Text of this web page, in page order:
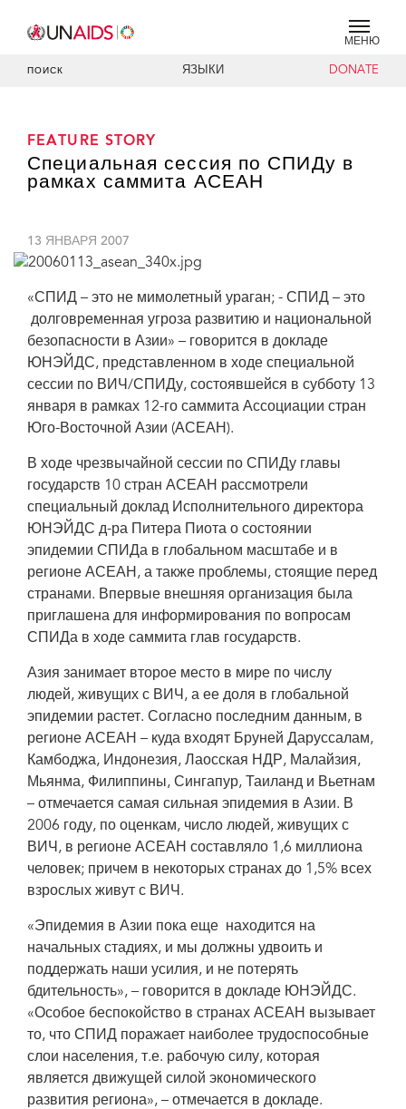
МЕНЮ
ПОИСК ЯЗЫКИ DONATE
FEATURE STORY
Специальная сессия по СПИДу в
рамках саммита АСЕАН
13 ЯНВАРЯ 2007
«СПИД – это не мимолетный ураган; - СПИД – это
долговременная угроза развитию и национальной
безопасности в Азии» – говорится в докладе
ЮНЭЙДС, представленном в ходе специальной
сессии по ВИЧ/СПИДу, состоявшейся в субботу 13
января в рамках 12-го саммита Ассоциации стран
Юго-Восточной Азии (АСЕАН).
В ходе чрезвычайной сессии по СПИДу главы
государств 10 стран АСЕАН рассмотрели
специальный доклад Исполнительного директора
ЮНЭЙДС д-ра Питера Пиота о состоянии
эпидемии СПИДа в глобальном масштабе и в
регионе АСЕАН, а также проблемы, стоящие перед
странами. Впервые внешняя организация была
приглашена для информирования по вопросам
СПИДа в ходе саммита глав государств.
Азия занимает второе место в мире по числу
людей, живущих с ВИЧ, а ее доля в глобальной
эпидемии растет. Согласно последним данным, в
регионе АСЕАН – куда входят Бруней Даруссалам,
Камбоджа, Индонезия, Лаосская НДР, Малайзия,
Мьянма, Филиппины, Сингапур, Таиланд и Вьетнам
– отмечается самая сильная эпидемия в Азии. В
2006 году, по оценкам, число людей, живущих с
ВИЧ, в регионе АСЕАН составляло 1,6 миллиона
человек; причем в некоторых странах до 1,5% всех
взрослых живут с ВИЧ.
«Эпидемия в Азии пока еще находится на
начальных стадиях, и мы должны удвоить и
поддержать наши усилия, и не потерять
бдительность», – говорится в докладе ЮНЭЙДС.
«Особое беспокойство в странах АСЕАН вызывает
то, что СПИД поражает наиболее трудоспособные
слои населения, т.е. рабочую силу, которая
является движущей силой экономического
развития региона», – отмечается в докладе.